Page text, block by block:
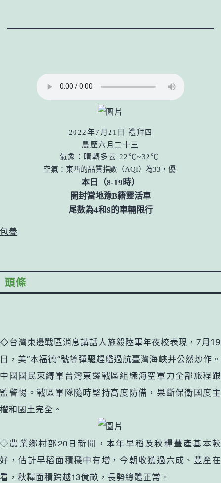
2022年7月21日 禮拜四
農歷六月二十三
氣象：晴轉多云 22℃~32℃
空氣：東西的品質指數（AQI）為33，優
本日（8-19時）
開封當地豫B籍靈活車
尾數為4和9的車輛限行
包養
頭條
◇台灣東邊戰區消息講話人施毅陸軍年夜校表現，7月19
日，美“本福德”號導彈驅趕艦過航臺灣海峽并公然炒作。
中國國民束縛軍台灣東邊戰區組織海空軍力全部旅程跟
監警惕。戰區軍隊隨時堅持高度防備，果斷保衛國度主
權和國土完全。
◇農業鄉村部20日新聞，本年早稻及秋糧豐產基本較
好，估計早稻面積穩中有增，今朝收獲過六成、豐產在
看，秋糧面積跨越13億畝，長勢總體正常。